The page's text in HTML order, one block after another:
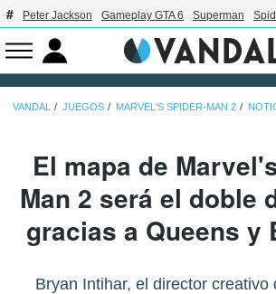
Peter Jackson Gameplay GTA 6 Superman
VANDAL JUEGOS MARVEL'S SPIDER-MAN 2
El mapa de
Man 2 será el doble
gracias a Queens y
Bryan Intihar, el director creativo